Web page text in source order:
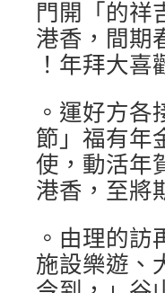
門開「的祥
港香，間期
！年拜大
。運好方
節」福有年
使，動活年
港香，至將
。由理的
施設樂遊、